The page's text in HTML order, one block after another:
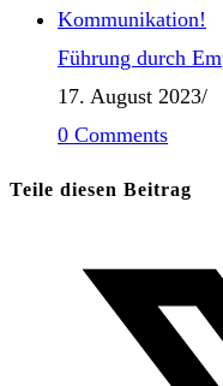
Führung durch
17. August 2023/
0 Comments
Teile diesen Beitrag